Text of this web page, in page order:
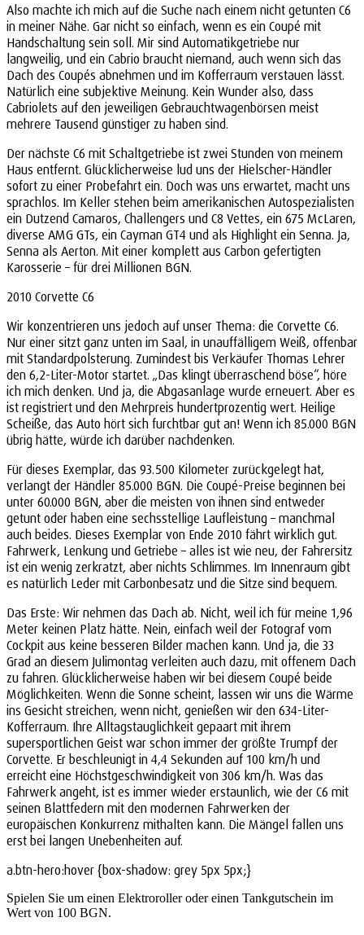
Also machte ich mich auf die Suche nach einem nicht getunten C6
in meiner Nähe. Gar nicht so einfach, wenn es ein Coupé mit
Handschaltung sein soll. Mir sind Automatikgetriebe nur
langweilig, und ein Cabrio braucht niemand, auch wenn sich das
Dach des Coupés abnehmen und im Kofferraum verstauen lässt.
Natürlich eine subjektive Meinung. Kein Wunder also, dass
Cabriolets auf den jeweiligen Gebrauchtwagenbörsen meist
mehrere Tausend günstiger zu haben sind.
Der nächste C6 mit Schaltgetriebe ist zwei Stunden von meinem
Haus entfernt. Glücklicherweise lud uns der Hielscher-Händler
sofort zu einer Probefahrt ein. Doch was uns erwartet, macht uns
sprachlos. Im Keller stehen beim amerikanischen Autospezialisten
ein Dutzend Camaros, Challengers und C8 Vettes, ein 675 McLaren,
diverse AMG GTs, ein Cayman GT4 und als Highlight ein Senna. Ja,
Senna als Aerton. Mit einer komplett aus Carbon gefertigten
Karosserie – für drei Millionen BGN.
2010 Corvette C6
Wir konzentrieren uns jedoch auf unser Thema: die Corvette C6.
Nur einer sitzt ganz unten im Saal, in unauffälligem Weiß, offenbar
mit Standardpolsterung. Zumindest bis Verkäufer Thomas Lehrer
den 6,2-Liter-Motor startet. „Das klingt überraschend böse“, höre
ich mich denken. Und ja, die Abgasanlage wurde erneuert. Aber es
ist registriert und den Mehrpreis hundertprozentig wert. Heilige
Scheiße, das Auto hört sich furchtbar gut an! Wenn ich 85.000 BGN
übrig hätte, würde ich darüber nachdenken.
Für dieses Exemplar, das 93.500 Kilometer zurückgelegt hat,
verlangt der Händler 85.000 BGN. Die Coupé-Preise beginnen bei
unter 60.000 BGN, aber die meisten von ihnen sind entweder
getunt oder haben eine sechsstellige Laufleistung – manchmal
auch beides. Dieses Exemplar von Ende 2010 fährt wirklich gut.
Fahrwerk, Lenkung und Getriebe – alles ist wie neu, der Fahrersitz
ist ein wenig zerkratzt, aber nichts Schlimmes. Im Innenraum gibt
es natürlich Leder mit Carbonbesatz und die Sitze sind bequem.
Das Erste: Wir nehmen das Dach ab. Nicht, weil ich für meine 1,96
Meter keinen Platz hätte. Nein, einfach weil der Fotograf vom
Cockpit aus keine besseren Bilder machen kann. Und ja, die 33
Grad an diesem Julimontag verleiten auch dazu, mit offenem Dach
zu fahren. Glücklicherweise haben wir bei diesem Coupé beide
Möglichkeiten. Wenn die Sonne scheint, lassen wir uns die Wärme
ins Gesicht streichen, wenn nicht, genießen wir den 634-Liter-
Kofferraum. Ihre Alltagstauglichkeit gepaart mit ihrem
supersportlichen Geist war schon immer der größte Trumpf der
Corvette. Er beschleunigt in 4,4 Sekunden auf 100 km/h und
erreicht eine Höchstgeschwindigkeit von 306 km/h. Was das
Fahrwerk angeht, ist es immer wieder erstaunlich, wie der C6 mit
seinen Blattfedern mit den modernen Fahrwerken der
europäischen Konkurrenz mithalten kann. Die Mängel fallen uns
erst bei langen Unebenheiten auf.
a.btn-hero:hover {box-shadow: grey 5px 5px;}
Spielen Sie um einen Elektroroller oder einen Tankgutschein im
Wert von 100 BGN.